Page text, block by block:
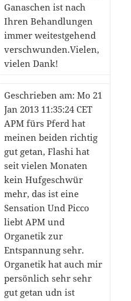
Ganaschen ist nach
Ihren Behandlungen
immer weitestgehend
verschwunden.Vielen,
vielen Dank!
Geschrieben am: Mo 21
Jan 2013 11:35:24 CET
APM fürs Pferd hat
meinen beiden richtig
gut getan, Flashi hat
seit vielen Monaten
kein Hufgeschwür
mehr, das ist eine
Sensation Und Picco
liebt APM und
Organetik zur
Entspannung sehr.
Organetik hat auch mir
persönlich sehr sehr
gut getan udn ist